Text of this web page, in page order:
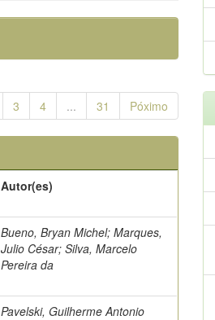
3 4 ... 31 Póximo
Autor(es)
Bueno, Bryan Michel; Marques,
Julio César; Silva, Marcelo
Pereira da
Pavelski, Guilherme Antonio